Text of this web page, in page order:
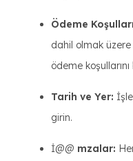
Ödeme
dahil olmak
ödeme
Tarih ve Yer:
girin.
İ@@ mzalar: